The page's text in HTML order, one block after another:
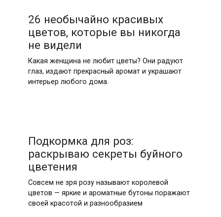
26 необычайно красивых
цветов, которые вы никогда
не видели
Какая женщина не любит цветы? Они радуют
глаз, издают прекрасный аромат и украшают
интерьер любого дома.
Подкормка для роз:
раскрываю секреты буйного
цветения
Совсем не зря розу называют королевой
цветов — яркие и ароматные бутоны поражают
своей красотой и разнообразием